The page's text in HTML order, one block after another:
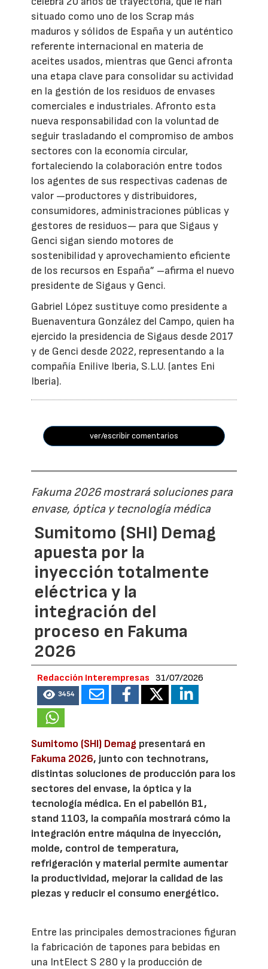
situado como uno de los Scrap más
maduros y sólidos de España y un auténtico
referente internacional en materia de
aceites usados, mientras que Genci afronta
una etapa clave para consolidar su actividad
en la gestión de los residuos de envases
comerciales e industriales. Afronto esta
nueva responsabilidad con la voluntad de
seguir trasladando el compromiso de ambos
sectores con la economía circular,
fortaleciendo la colaboración entre todos
los agentes de sus respectivas cadenas de
valor —productores y distribuidores,
consumidores, administraciones públicas y
gestores de residuos— para que Sigaus y
Genci sigan siendo motores de
sostenibilidad y aprovechamiento eficiente
de los recursos en España” –afirma el nuevo
presidente de Sigaus y Genci.
Gabriel López sustituye como presidente a
Buenaventura González del Campo, quien ha
ejercido la presidencia de Sigaus desde 2017
y de Genci desde 2022, representando a la
compañía Enilive Iberia, S.L.U. (antes Eni
Iberia).
ver/escribir comentarios
Fakuma 2026 mostrará soluciones para
envase, óptica y tecnología médica
Sumitomo (SHI) Demag
apuesta por la
inyección totalmente
eléctrica y la
integración del
proceso en Fakuma
2026
Redacción Interempresas 31/07/2026
3454
Sumitomo (SHI) Demag presentará en
Fakuma 2026, junto con technotrans,
distintas soluciones de producción para los
sectores del envase, la óptica y la
tecnología médica. En el pabellón B1,
stand 1103, la compañía mostrará cómo la
integración entre máquina de inyección,
molde, control de temperatura,
refrigeración y material permite aumentar
la productividad, mejorar la calidad de las
piezas y reducir el consumo energético.
Entre las principales demostraciones figuran
la fabricación de tapones para bebidas en
una IntElect S 280 y la producción de